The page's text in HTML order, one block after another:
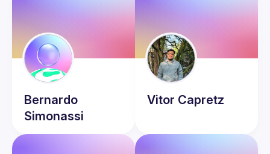
Bernardo
Simonassi
Vitor Capretz